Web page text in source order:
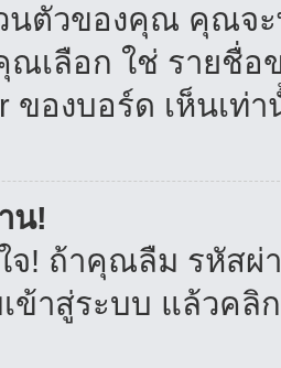
ตัวของคุณ คุณจะ
เลือก ใช่ รายชื่
ของบอร์ด เห็นเ
น!
จ! ถ้าคุณลืม รหัสผ่
ข้าสู่ระบบ แล้วค